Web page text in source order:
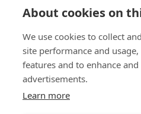
About cookies on
We use cookies to collect
site performance and
features and to enhance
advertisements.
Learn more